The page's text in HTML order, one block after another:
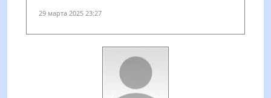
29 марта 2025 23:27